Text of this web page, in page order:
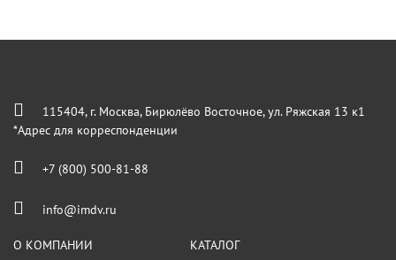
115404, г. Москва, Бирюлёво Восточное, ул. Ряжская 13 к1
*Адрес для корреспонденции
+7 (800) 500-81-88
info@imdv.ru
О КОМПАНИИ КАТАЛОГ